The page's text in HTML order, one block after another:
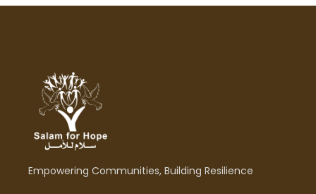
Empowering Communities, Building Resilience